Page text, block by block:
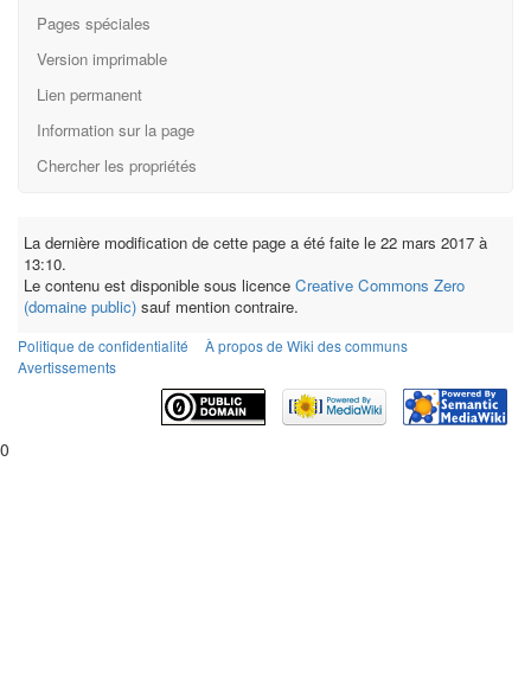
Pages spéciales
Version imprimable
Lien permanent
Information sur la page
Chercher les propriétés
La dernière modification de cette page a été faite le 22 mars 2017 à
13:10.
Le contenu est disponible sous licence Creative Commons Zero
(domaine public) sauf mention contraire.
Politique de confidentialité
À propos de Wiki des communs
Avertissements
0